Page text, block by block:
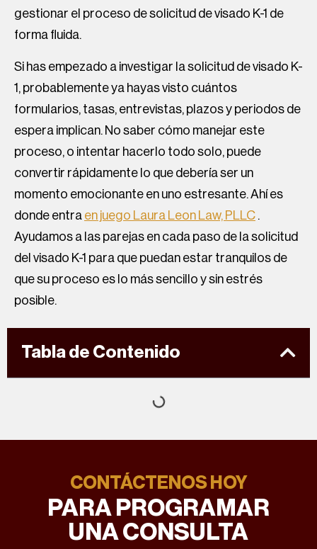
gestionar el proceso de solicitud de visado K-1 de
forma fluida.
Si has empezado a investigar la solicitud de visado K-
1, probablemente ya hayas visto cuántos
formularios, tasas, entrevistas, plazos y periodos de
espera implican. No saber cómo manejar este
proceso, o intentar hacerlo todo solo, puede
convertir rápidamente lo que debería ser un
momento emocionante en uno estresante. Ahí es
donde entra en juego Laura Leon Law, PLLC
Ayudamos a las parejas en cada paso de la solicitud
del visado K-1 para que puedan estar tranquilos de
que su proceso es lo más sencillo y sin estrés
posible.
Tabla de Contenido
CONTÁCTENOS HOY
PARA PROGRAMAR
UNA CONSULTA